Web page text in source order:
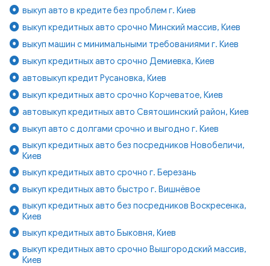
выкуп авто в кредите без проблем г. Киев
выкуп кредитных авто срочно Минский массив, Киев
выкуп машин с минимальными требованиями г. Киев
выкуп кредитных авто срочно Демиевка, Киев
автовыкуп кредит Русановка, Киев
выкуп кредитных авто срочно Корчеватое, Киев
автовыкуп кредитных авто Святошинский район, Киев
выкуп авто с долгами срочно и выгодно г. Киев
выкуп кредитных авто без посредников Новобеличи,
Киев
выкуп кредитных авто срочно г. Березань
выкуп кредитных авто быстро г. Вишнёвое
выкуп кредитных авто без посредников Воскресенка,
Киев
выкуп кредитных авто Быковня, Киев
выкуп кредитных авто срочно Вышгородский массив,
Киев